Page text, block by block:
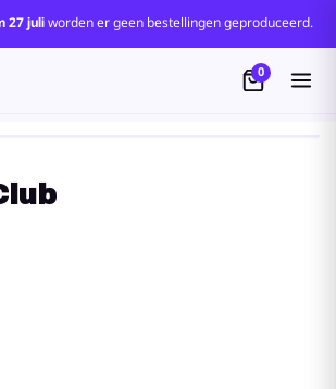
27 juliworden er geen bestellingen geproduceerd.
0